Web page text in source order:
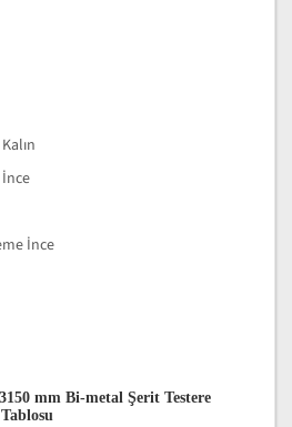
İnce
mm Bi-metal Şerit Testere